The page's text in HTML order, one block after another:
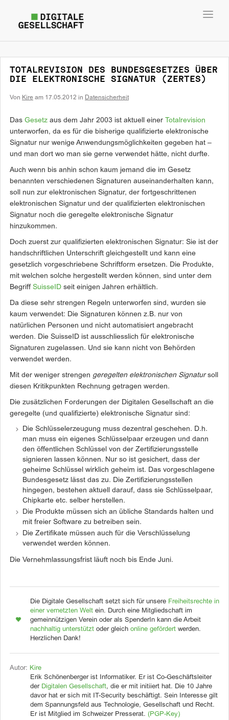
TOTALREVISION DES BUNDESGESETZES ÜBER
DIE ELEKTRONISCHE SIGNATUR (ZERTES)
Von Kire am 17.05.2012 in Datensicherheit
Das Gesetz aus dem Jahr 2003 ist aktuell einer Totalrevision
unterworfen, da es für die bisherige qualifizierte elektronische
Signatur nur wenige Anwendungsmöglichkeiten gegeben hat –
und man dort wo man sie gerne verwendet hätte, nicht durfte.
Auch wenn bis anhin schon kaum jemand die im Gesetz
benannten verschiedenen Signaturen auseinanderhalten kann,
soll nun zur elektronischen Signatur, der fortgeschrittenen
elektronischen Signatur und der qualifizierten elektronischen
Signatur noch die geregelte elektronische Signatur
hinzukommen.
Doch zuerst zur qualifizierten elektronischen Signatur: Sie ist der
handschriftlichen Unterschrift gleichgestellt und kann eine
gesetzlich vorgeschriebene Schriftform ersetzen. Die Produkte,
mit welchen solche hergestellt werden können, sind unter dem
Begriff SuisseID seit einigen Jahren erhältlich.
Da diese sehr strengen Regeln unterworfen sind, wurden sie
kaum verwendet: Die Signaturen können z.B. nur von
natürlichen Personen und nicht automatisiert angebracht
werden. Die SuisseID ist ausschliesslich für elektronische
Signaturen zugelassen. Und sie kann nicht von Behörden
verwendet werden.
Mit der weniger strengen geregelten elektronischen Signatursoll
diesen Kritikpunkten Rechnung getragen werden.
Die zusätzlichen Forderungen der Digitalen Gesellschaft an die
geregelte (und qualifizierte) elektronische Signatur sind:
Die Schlüsselerzeugung muss dezentral geschehen. D.h.
man muss ein eigenes Schlüsselpaar erzeugen und dann
den öffentlichen Schlüssel von der Zertifizierungsstelle
signieren lassen können. Nur so ist gesichert, dass der
geheime Schlüssel wirklich geheim ist. Das vorgeschlagene
Bundesgesetz lässt das zu. Die Zertifizierungsstellen
hingegen, bestehen aktuell darauf, dass sie Schlüsselpaar,
Chipkarte etc. selber herstellen.
Die Produkte müssen sich an übliche Standards halten und
mit freier Software zu betreiben sein.
Die Zertifikate müssen auch für die Verschlüsselung
verwendet werden können.
Die Vernehmlassungsfrist läuft noch bis Ende Juni.
Die Digitale Gesellschaft setzt sich für unsere Freiheitsrechte in
einer vernetzten Welt ein. Durch eine Mitgliedschaft im
gemeinnützigen Verein oder als SpenderIn kann die Arbeit
nachhaltig unterstützt oder gleich online gefördert werden.
Herzlichen Dank!
Autor: Kire
Erik Schönenberger ist Informatiker. Er ist Co-Geschäftsleiter
der Digitalen Gesellschaft, die er mit initiiert hat. Die 10 Jahre
davor hat er sich mit IT-Security beschäftigt. Sein Interesse gilt
dem Spannungsfeld aus Technologie, Gesellschaft und Recht.
Er ist Mitglied im Schweizer Presserat. (PGP-Key)